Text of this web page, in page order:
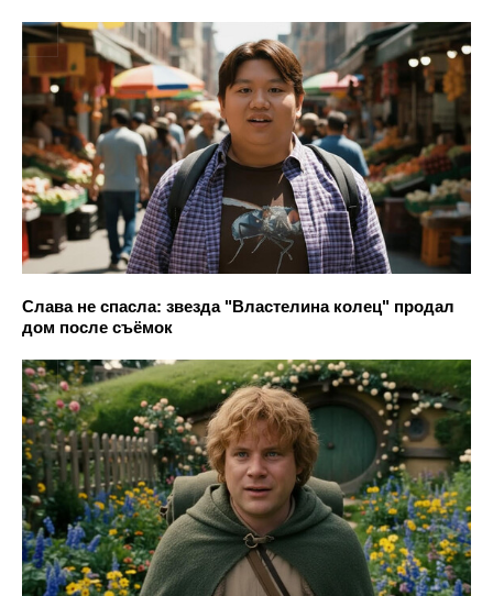
Слава не спасла: звезда "Властелина колец" продал
дом после съёмок